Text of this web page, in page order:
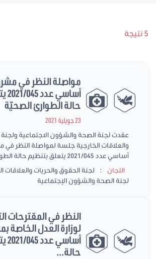
5 نتيجة
مواصلة النظر في
حالة الطوارئ الصحيّة
23 جويلية 2021
عقدت لجنة الصحة والشؤون الاجتماعية ولجنة
والعلاقات الخارجية جلسة لمواصلة النظر
أساسي عدد 2021/045 يتعلق بتنظيم حالة الطوارئ الصحيّة
اللجان
:
لجنة الحقوق والحريات والعلاقات
لجنة الصحة والشؤون الإجتماعية
النظر في المقترحات
لوزارة العدل الخاصة
حالة...